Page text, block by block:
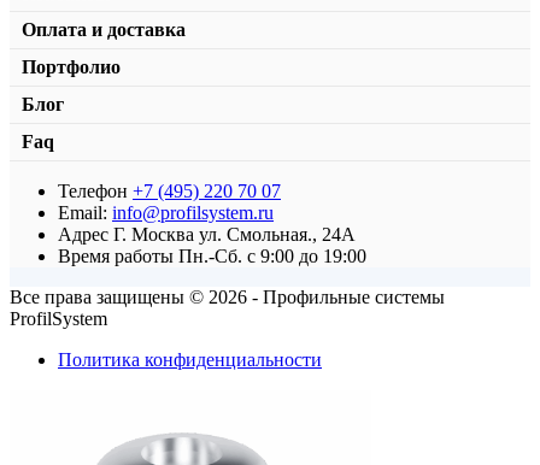
Нижняя направляющая KD1-05
163,00₽/пог.м. В корзину
Оплата и доставка
Портфолио
Блог
Faq
Телефон +7 (495) 220 70 07
Email: info@profilsystem.ru
Адрес Г. Москва ул. Смольная., 24А
Время работы Пн.-Сб. с 9:00 до 19:00
Все права защищены © 2026 - Профильные системы
ProfilSystem
Политика конфиденциальности